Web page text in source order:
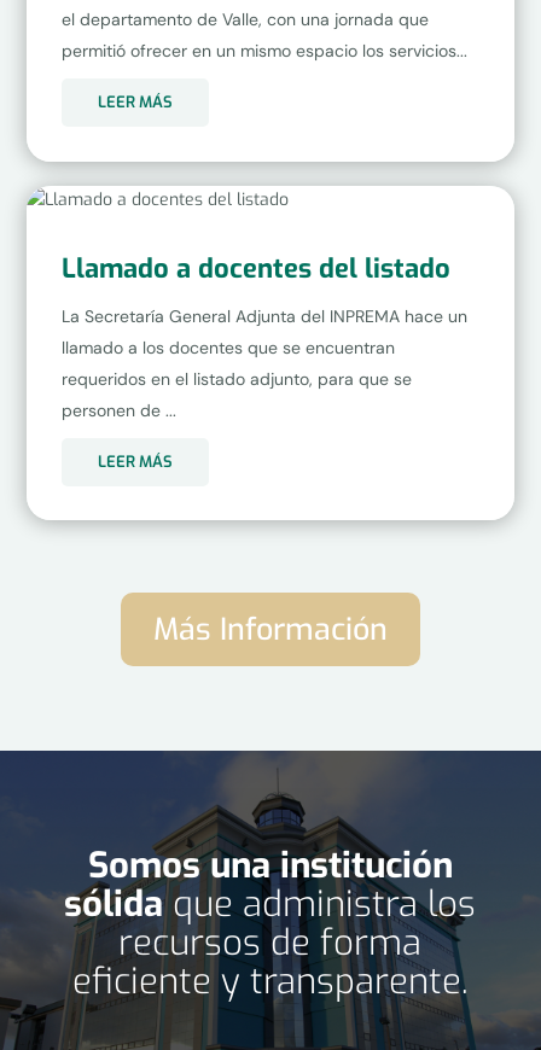
el departamento de Valle, con una jornada que
permitió ofrecer en un mismo espacio los servicios...
LEER MÁS
Llamado a docentes del listado
La Secretaría General Adjunta del INPREMA hace un
llamado a los docentes que se encuentran
requeridos en el listado adjunto, para que se
personen de ...
LEER MÁS
Más Información
Somos una institución
sólidaque administra los
recursos de forma
eficiente y transparente.